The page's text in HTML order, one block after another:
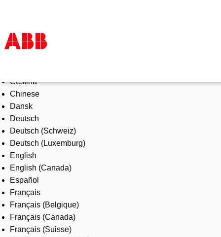
Products & Solutions
Industries
Services
About us
Where to buy
Contact us
Careers
Čeština
Chinese
Dansk
Deutsch
Deutsch (Schweiz)
Deutsch (Luxemburg)
English
English (Canada)
Español
Français
Français (Belgique)
Français (Canada)
Français (Suisse)